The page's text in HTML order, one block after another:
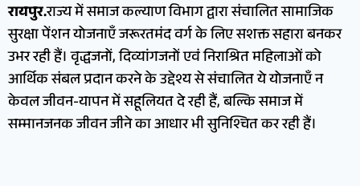
रायपुर.राज्य में समाज कल्याण विभाग द्वारा संचालित सामाजिक
सुरक्षा पेंशन योजनाएँ जरूरतमंद वर्ग के लिए सशक्त सहारा बनकर
उभर रही हैं। वृद्धजनों, दिव्यांगजनों एवं निराश्रित महिलाओं को
आर्थिक संबल प्रदान करने के उद्देश्य से संचालित ये योजनाएँ न
केवल जीवन-यापन में सहूलियत दे रही हैं, बल्कि समाज में
सम्मानजनक जीवन जीने का आधार भी सुनिश्चित कर रही हैं।